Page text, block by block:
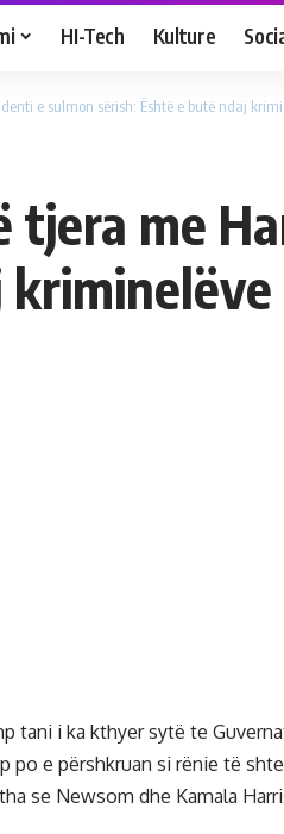
HI-Tech Kulture
e sulmon sërish: Është e butë ndaj
me
kriminelëve
tani i ka kthyer sytë te
po e përshkruan si rënie të
se Newsom dhe Kamala